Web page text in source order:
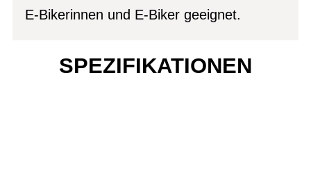
E-Bikerinnen und E-Biker geeignet.
SPEZIFIKATIONEN